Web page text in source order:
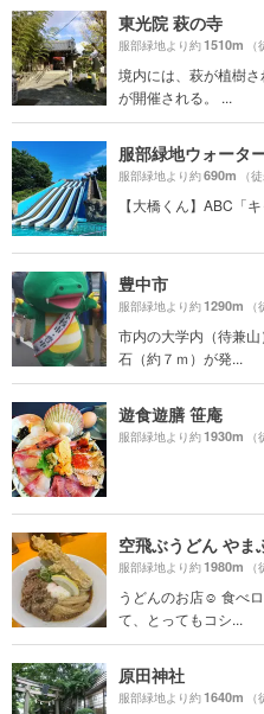
東光院 萩の寺
服部緑地より約1510m
境内には、萩が植樹さ
が開催される。 ...
服部緑地ウォータ
服部緑地より約690m （
【大橋くん】ABC「
豊中市
服部緑地より約1290m
市内の大学内（待兼
石（約７ｍ）が発...
遊食遊膳 笹庵
服部緑地より約1930m
空飛ぶうどん やま
服部緑地より約1980m
うどんのお店☺️ 食べ
て、とってもコシ...
原田神社
服部緑地より約1640m